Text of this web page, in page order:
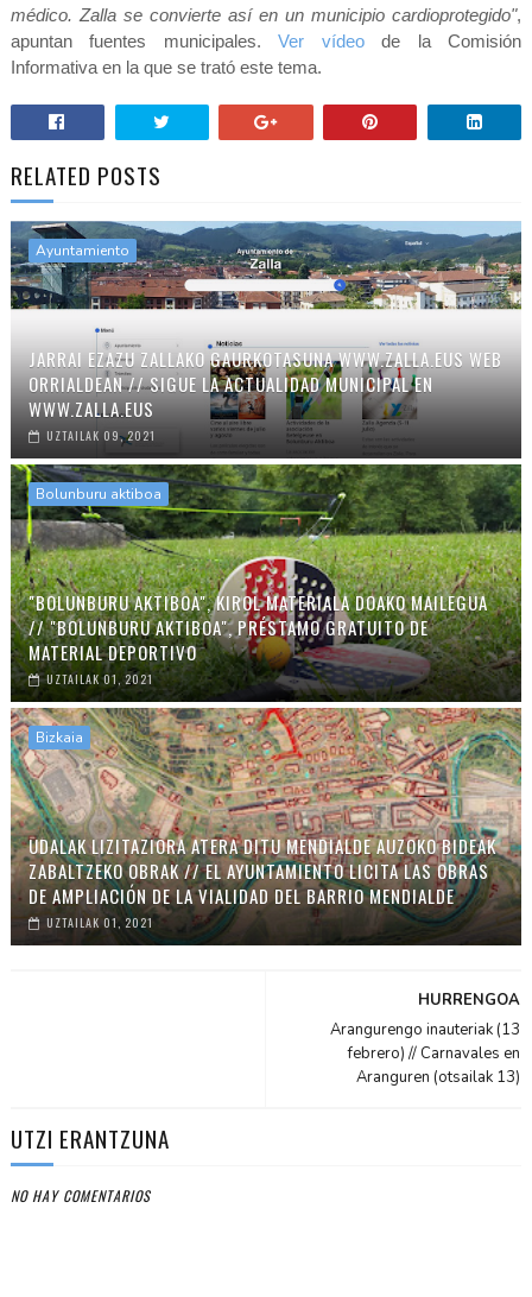
médico. Zalla se convierte así en un municipio cardioprotegido",
apuntan fuentes municipales.Ver vídeode la Comisión
Informativa en la que se trató este tema.
RELATED POSTS
Ayuntamiento
JARRAI EZAZU ZALLAKO GAURKOTASUNA WWW.ZALLA.EUS WEB
ORRIALDEAN // SIGUE LA ACTUALIDAD MUNICIPAL EN
WWW.ZALLA.EUS
UZTAILAK 09, 2021
Bolunburu aktiboa
"BOLUNBURU AKTIBOA", KIROL MATERIALA DOAKO MAILEGUA
// "BOLUNBURU AKTIBOA", PRÉSTAMO GRATUITO DE
MATERIAL DEPORTIVO
UZTAILAK 01, 2021
Bizkaia
UDALAK LIZITAZIORA ATERA DITU MENDIALDE AUZOKO BIDEAK
ZABALTZEKO OBRAK // EL AYUNTAMIENTO LICITA LAS OBRAS
DE AMPLIACIÓN DE LA VIALIDAD DEL BARRIO MENDIALDE
UZTAILAK 01, 2021
HURRENGOA
Arangurengo inauteriak (13
febrero) // Carnavales en
Aranguren (otsailak 13)
UTZI ERANTZUNA
NO HAY COMENTARIOS